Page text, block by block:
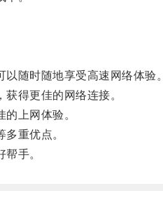
随时随地享受高速网络体验。
得更佳的网络连接。
上网体验。
重优点。
手。